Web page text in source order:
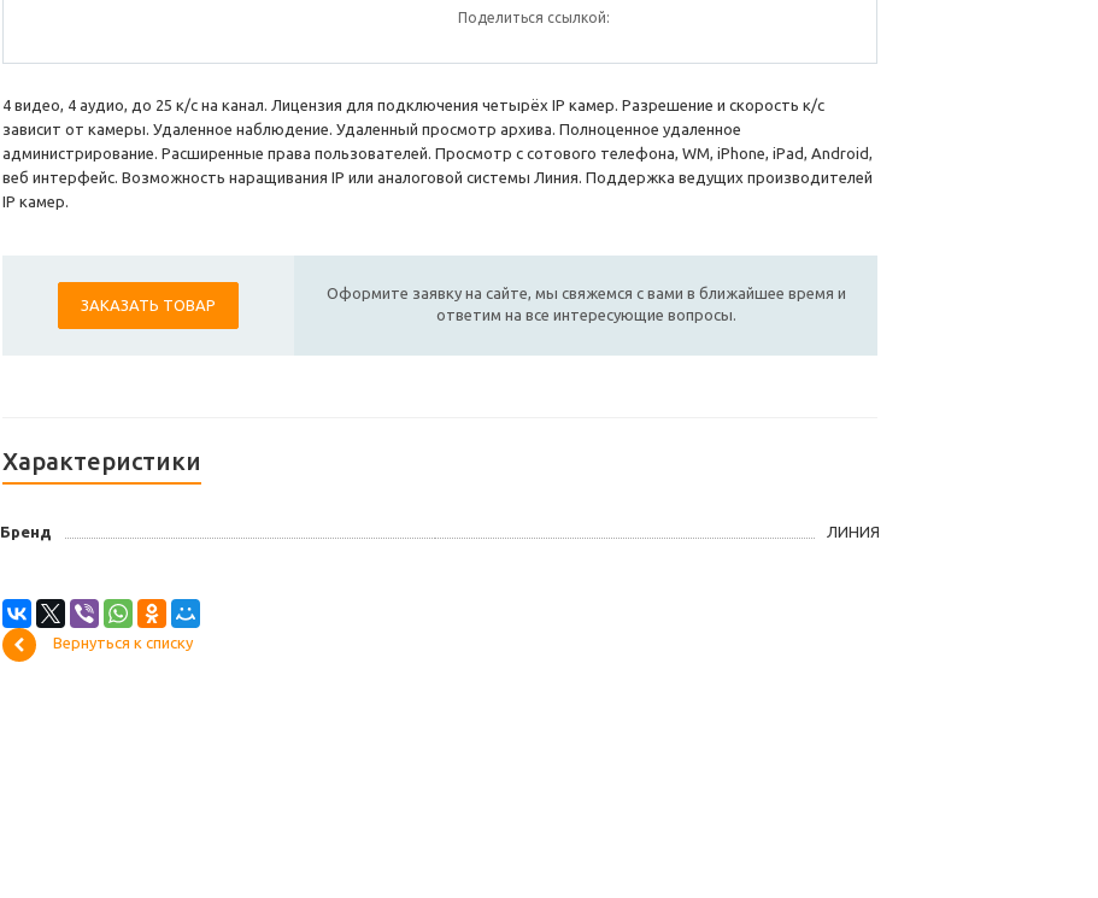
Поделиться ссылкой:
4 видео, 4 аудио, до 25 к/с на канал. Лицензия для подключения четырёх IP камер. Разрешение и скорость к/с
зависит от камеры. Удаленное наблюдение. Удаленный просмотр архива. Полноценное удаленное
администрирование. Расширенные права пользователей. Просмотр с сотового телефона, WM, iPhone, iPad, Android,
веб интерфейс. Возможность наращивания IP или аналоговой системы Линия. Поддержка ведущих производителей
IP камер.
ЗАКАЗАТЬ ТОВАР
Оформите заявку на сайте, мы свяжемся с вами в ближайшее время и
ответим на все интересующие вопросы.
Характеристики
Бренд ЛИНИЯ
Вернуться к списку